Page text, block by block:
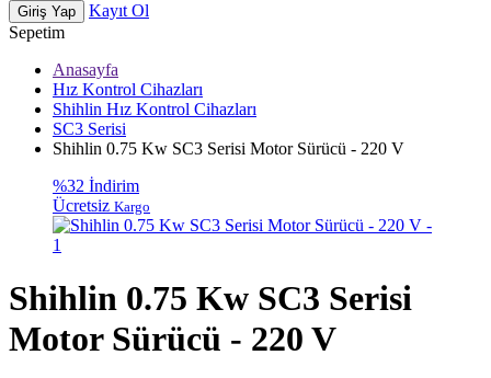
Giriş Yap
Kayıt Ol
Sepetim
Anasayfa
Hız Kontrol Cihazları
Shihlin Hız Kontrol Cihazları
SC3 Serisi
Shihlin 0.75 Kw SC3 Serisi Motor Sürücü - 220 V
%32 İndirim
Ücretsiz Kargo
Shihlin 0.75 Kw SC3 Serisi
Motor Sürücü - 220 V